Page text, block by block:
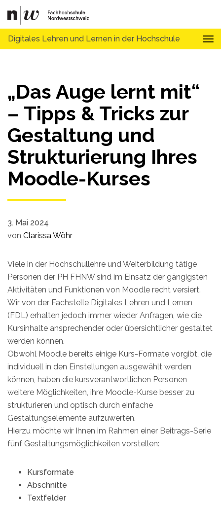
Digitales Lehren und Lernen in der Hochschule
„Das Auge lernt mit“
– Tipps & Tricks zur
Gestaltung und
Strukturierung Ihres
Moodle-Kurses
3. Mai 2024
von Clarissa Wöhr
Viele in der Hochschullehre und Weiterbildung tätige
Personen der PH FHNW sind im Einsatz der gängigsten
Aktivitäten und Funktionen von Moodle recht versiert.
Wir von der Fachstelle Digitales Lehren und Lernen
(FDL) erhalten jedoch immer wieder Anfragen, wie die
Kursinhalte ansprechender oder übersichtlicher gestaltet
werden können.
Obwohl Moodle bereits einige Kurs-Formate vorgibt, die
individuell in den Einstellungen ausgewählt werden
können, haben die kursverantwortlichen Personen
weitere Möglichkeiten, ihre Moodle-Kurse besser zu
strukturieren und optisch durch einfache
Gestaltungselemente aufzuwerten.
Hierzu möchte wir Ihnen im Rahmen einer Beitrags-Serie
fünf Gestaltungsmöglichkeiten vorstellen:
Kursformate
Abschnitte
Textfelder